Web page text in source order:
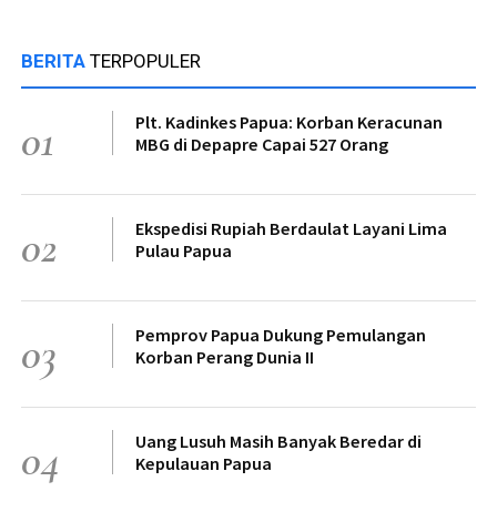
BERITA TERPOPULER
01
Plt. Kadinkes Papua: Korban Keracunan
MBG di Depapre Capai 527 Orang
02
Ekspedisi Rupiah Berdaulat Layani Lima
Pulau Papua
03
Pemprov Papua Dukung Pemulangan
Korban Perang Dunia II
04
Uang Lusuh Masih Banyak Beredar di
Kepulauan Papua